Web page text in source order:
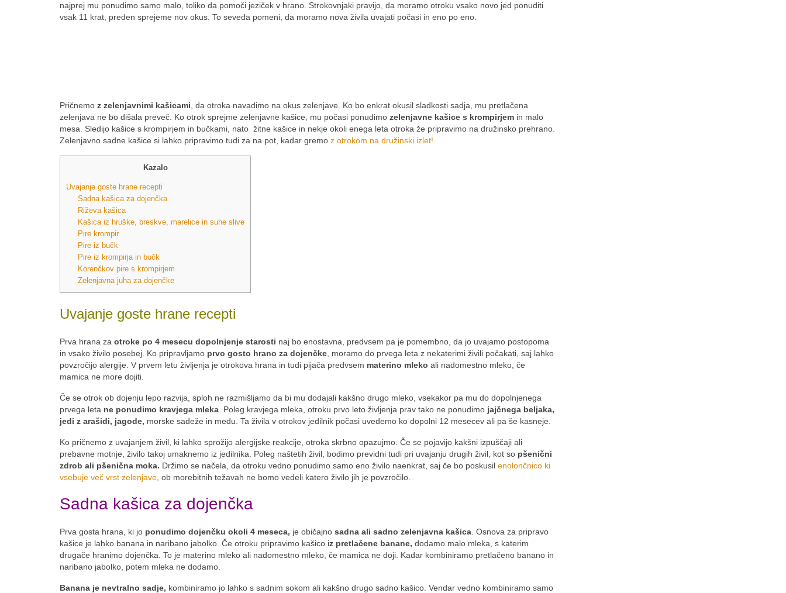
najprej mu ponudimo samo malo, toliko da pomoči jeziček v hrano. Strokovnjaki pravijo, da moramo otroku vsako novo jed ponuditi
vsak 11 krat, preden sprejeme nov okus. To seveda pomeni, da moramo nova živila uvajati počasi in eno po eno.
Pričnemo z zelenjavnimi kašicami , da otroka navadimo na okus zelenjave. Ko bo enkrat okusil sladkosti sadja, mu pretlačena
zelenjava ne bo dišala preveč. Ko otrok sprejme zelenjavne kašice, mu počasi ponudimo zelenjavne kašice s krompirjem in malo
mesa. Sledijo kašice s krompirjem in bučkami, nato žitne kašice in nekje okoli enega leta otroka že pripravimo na družinsko prehrano.
Zelenjavno sadne kašice si lahko pripravimo tudi za na pot, kadar gremo z otrokom na družinski izlet!
Kazalo
Uvajanje goste hrane recepti
Sadna kašica za dojenčka
Riževa kašica
Kašica iz hruške, breskve, marelice in suhe slive
Pire krompir
Pire iz bučk
Pire iz krompirja in bučk
Korenčkov pire s krompirjem
Zelenjavna juha za dojenčke
Uvajanje goste hrane recepti
Prva hrana za otroke po 4 mesecu dopolnjenje starosti naj bo enostavna, predvsem pa je pomembno, da jo uvajamo postopoma
in vsako živilo posebej. Ko pripravljamo prvo gosto hrano za dojenčke , moramo do prvega leta z nekaterimi živili počakati, saj lahko
povzročijo alergije. V prvem letu življenja je otrokova hrana in tudi pijača predvsem materino mleko ali nadomestno mleko, če
mamica ne more dojiti.
Če se otrok ob dojenju lepo razvija, sploh ne razmišljamo da bi mu dodajali kakšno drugo mleko, vsekakor pa mu do dopolnjenega
prvega leta ne ponudimo kravjega mleka . Poleg kravjega mleka, otroku prvo leto življenja prav tako ne ponudimo jajčnega beljaka,
jedi z arašidi, jagode, morske sadeže in medu. Ta živila v otrokov jedilnik počasi uvedemo ko dopolni 12 mesecev ali pa še kasneje.
Ko pričnemo z uvajanjem živil, ki lahko sprožijo alergijske reakcije, otroka skrbno opazujmo. Če se pojavijo kakšni izpuščaji ali
prebavne motnje, živilo takoj umaknemo iz jedilnika. Poleg naštetih živil, bodimo previdni tudi pri uvajanju drugih živil, kot so pšenični
zdrob ali pšenična moka. Držimo se načela, da otroku vedno ponudimo samo eno živilo naenkrat, saj če bo poskusil enolončnico ki
vsebuje več vrst zelenjave , ob morebitnih težavah ne bomo vedeli katero živilo jih je povzročilo.
Sadna kašica za dojenčka
Prva gosta hrana, ki jo ponudimo dojenčku okoli 4 meseca, je običajno sadna ali sadno zelenjavna kašica . Osnova za pripravo
kašice je lahko banana in naribano jabolko. Če otroku pripravimo kašico iz pretlačene banane, dodamo malo mleka, s katerim
drugače hranimo dojenčka. To je materino mleko ali nadomestno mleko, če mamica ne doji. Kadar kombiniramo pretlačeno banano in
naribano jabolko, potem mleka ne dodamo.
Banana je nevtralno sadje, kombiniramo jo lahko s sadnim sokom ali kakšno drugo sadno kašico. Vendar vedno kombiniramo samo